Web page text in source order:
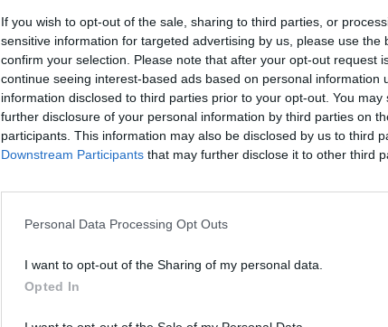
If you wish to opt-out of the sale, sharing to third parties, or
sensitive information for targeted advertising by us, please use the
confirm your selection. Please note that after your opt-out request
continue seeing interest-based ads based on personal information
information disclosed to third parties prior to your opt-out. You
further disclosure of your personal information by third parties on
participants. This information may also be disclosed by us to third
Downstream Participants that may further disclose it to other third
Personal Data Processing Opt Outs
I want to opt-out of the Sharing of my personal data.
Opted In